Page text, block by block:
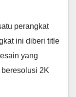
perangkat
ini diberi title
yang
2K